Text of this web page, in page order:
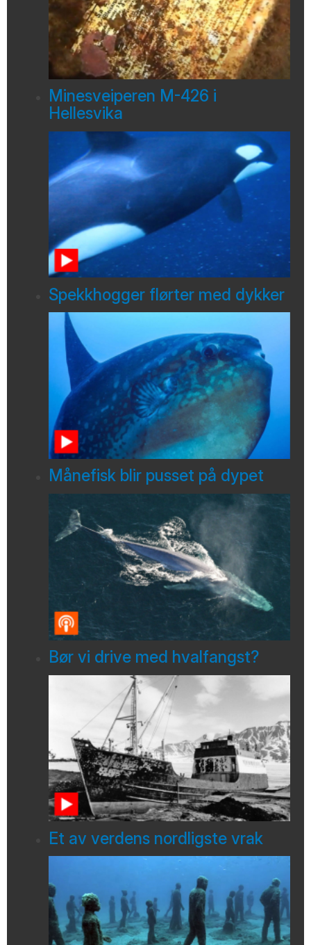
Minesveiperen M-426 i
Hellesvika
Spekkhogger flørter med dykker
Månefisk blir pusset på dypet
Bør vi drive med hvalfangst?
Et av verdens nordligste vrak